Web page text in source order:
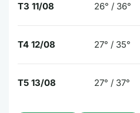
T3 11/08 26° / 36°
T4 12/08 27° / 35°
T5 13/08 27° / 37°